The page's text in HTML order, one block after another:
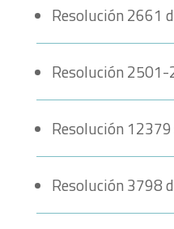
Resolución 2661
Resolución
Resolución
Resolución 3798